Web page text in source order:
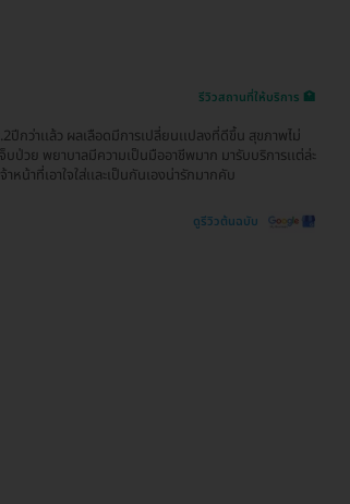
รีวิวสถานที่ให้บริการ 🏥
ปีกว่าเเล้ว ผลเลือดมีการเปลี่ยนเเปลงที่ดีขึ้น สุขภาพไม่
บป่วย พยาบาลมีความเป็นมืออาชีพมาก มารับบริการเเต่ล่ะ
หน้าที่เอาใจใส่เเละเป็นกันเองน่ารักมากคับ
ดูรีวิวต้นฉบับ